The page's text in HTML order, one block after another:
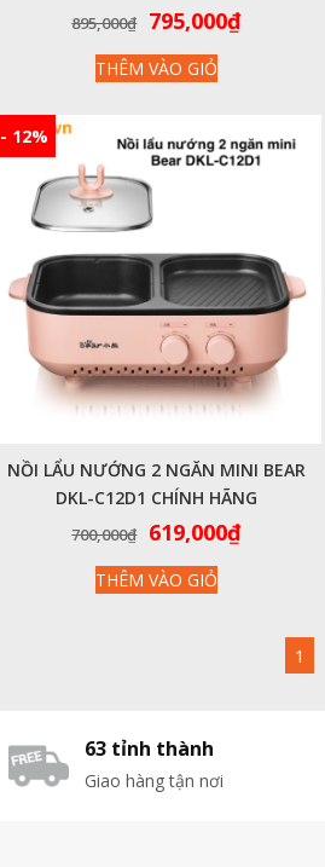
NAM
895,000₫ Giá
gốc
là:
795,000₫Giá
795,000₫.
THÊM VÀO GIỎ
- 12%
NỒI LẨU NƯỚNG 2 NGĂN MINI BEAR
DKL-C12D1 CHÍNH HÃNG
700,000₫ Giá
gốc
là:
619,000₫Giá
619,000₫.
THÊM VÀO GIỎ
1
63 tỉnh thành
Giao hàng tận nơi